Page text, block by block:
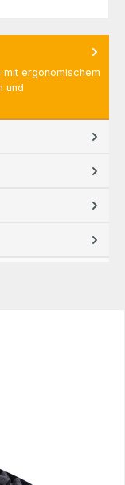
ergonomischem
und